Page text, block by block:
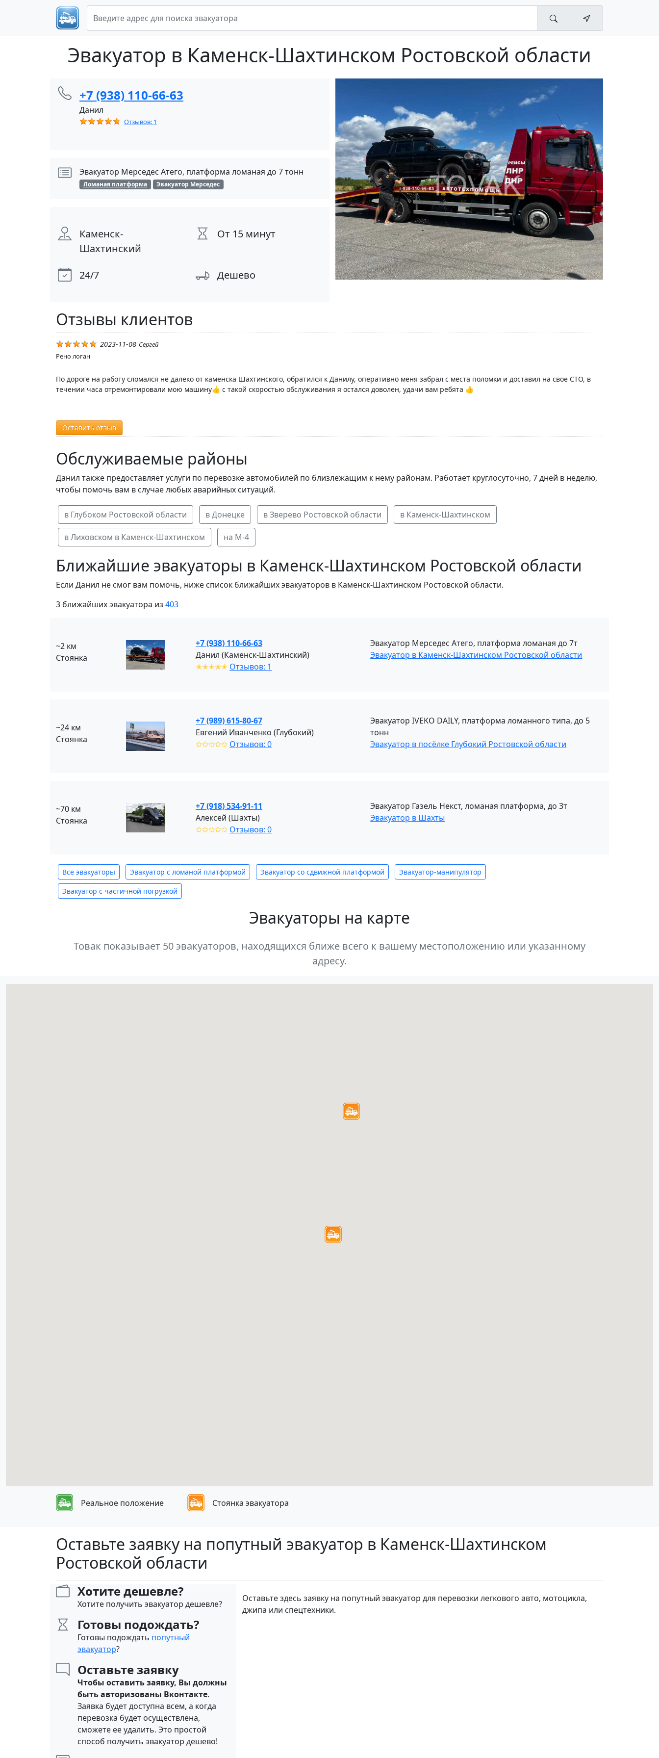
Эвакуатор в Каменск-Шахтинском Ростовской области
+7 (938) 110-66-63
Данил
Отзывов: 1
Эвакуатор Мерседес Атего, платформа ломаная до 7 тонн
Ломаная платформа Эвакуатор Мерседес
Каменск-
Шахтинский
От 15 минут
24/7 Дешево
Отзывы клиентов
2023-11-08 Сергей
Рено логан
По дороге на работу сломался не далеко от каменска Шахтинского, обратился к Данилу, оперативно меня забрал с места поломки и доставил на свое СТО, в
течении часа отремонтировали мою машину👍 с такой скоростью обслуживания я остался доволен, удачи вам ребята 👍
Оставить отзыв
Обслуживаемые районы
Данил также предоставляет услуги по перевозке автомобилей по близлежащим к нему районам. Работает круглосуточно, 7 дней в неделю,
чтобы помочь вам в случае любых аварийных ситуаций.
в Глубоком Ростовской области в Донецке в Зверево Ростовской области в Каменск-Шахтинском
в Лиховском в Каменск-Шахтинском на М-4
Ближайшие эвакуаторы в Каменск-Шахтинском Ростовской области
Если Данил не смог вам помочь, ниже список ближайших эвакуаторов в Каменск-Шахтинском Ростовской области.
3 ближайших эвакуатора из 403
~2 км
Стоянка
+7 (938) 110-66-63
Данил (Каменск-Шахтинский)
✭✭✭✭✭ Отзывов: 1
Эвакуатор Мерседес Атего, платформа ломаная до 7т
Эвакуатор в Каменск-Шахтинском Ростовской области
~24 км
Стоянка
+7 (989) 615-80-67
Евгений Иванченко (Глубокий)
✩✩✩✩✩ Отзывов: 0
Эвакуатор IVEKO DAILY, платформа ломанного типа, до 5
тонн
Эвакуатор в посёлке Глубокий Ростовской области
~70 км
Стоянка
+7 (918) 534-91-11
Алексей (Шахты)
✩✩✩✩✩ Отзывов: 0
Эвакуатор Газель Некст, ломаная платформа, до 3т
Эвакуатор в Шахты
Все эвакуаторы Эвакуатор с ломаной платформой Эвакуатор со сдвижной платформой Эвакуатор-манипулятор
Эвакуатор с частичной погрузкой
Эвакуаторы на карте
Товак показывает 50 эвакуаторов, находящихся ближе всего к вашему местоположению или указанному
адресу.
Реальное положение Стоянка эвакуатора
Оставьте заявку на попутный эвакуатор в Каменск-Шахтинском
Ростовской области
Хотите дешевле?
Хотите получить эвакуатор дешевле?
Готовы подождать?
Готовы подождать попутный
эвакуатор?
Оставьте заявку
Чтобы оставить заявку, Вы должны
быть авторизованы Вконтакте.
Заявка будет доступна всем, а когда
перевозка будет осуществлена,
сможете ее удалить. Это простой
способ получить эвакуатор дешево!
Оставьте здесь заявку на попутный эвакуатор для перевозки легкового авто, мотоцикла,
джипа или спецтехники.